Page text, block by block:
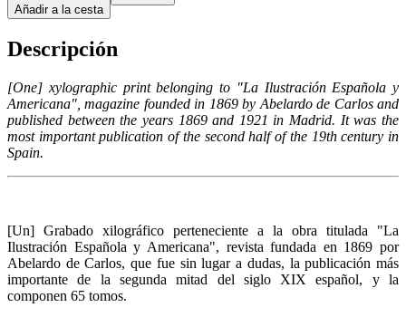
Añadir a la cesta
Descripción
[One] xylographic print belonging to "La Ilustración Española y
Americana", magazine founded in 1869 by Abelardo de Carlos and
published between the years 1869 and 1921 in Madrid. It was the
most important publication of the second half of the 19th century in
Spain.
[Un] Grabado xilográfico perteneciente a la obra titulada "La
Ilustración Española y Americana", revista fundada en 1869 por
Abelardo de Carlos, que fue sin lugar a dudas, la publicación más
importante de la segunda mitad del siglo XIX español, y la
componen 65 tomos.